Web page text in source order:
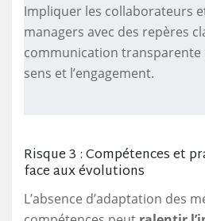
Impliquer les collaborateurs
managers avec des repères
communication
sens et l’engagement.
Risque 3 : Compétences et
face aux évolutions
L’absence d’adaptation des